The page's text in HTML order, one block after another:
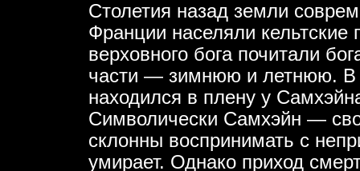
Столетия назад земли
Франции населяли
верховного бога почитали
части — зимнюю и летнюю. В
находился в плену у
Символически Самхэйн —
склонны воспринимать с
умирает. Однако приход